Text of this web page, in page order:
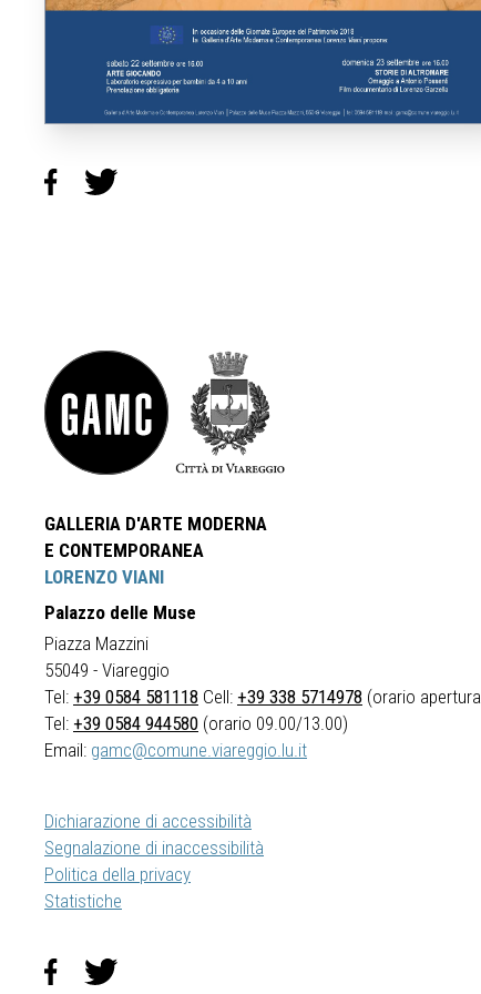
GALLERIA D'ARTE MODERNA
E CONTEMPORANEA
LORENZO VIANI
Palazzo delle Muse
Piazza Mazzini
55049 - Viareggio
Tel: +39 0584 581118 Cell: +39 338 5714978 (orario
Tel: +39 0584 944580 (orario 09.00/13.00)
Email: gamc@comune.viareggio.lu.it
Dichiarazione di accessibilità
Segnalazione di inaccessibilità
Politica della privacy
Statistiche